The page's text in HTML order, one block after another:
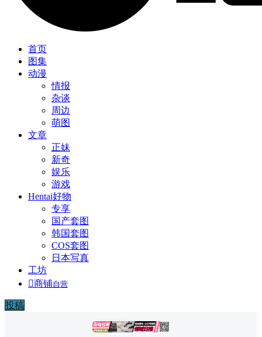
首页
图集
动漫
情报
杂谈
周边
萌图
文章
正妹
新奇
娱乐
游戏
Hentai好物
专享
国产套图
韩国套图
COS套图
日本写真
工坊
商铺自营
投稿
广告